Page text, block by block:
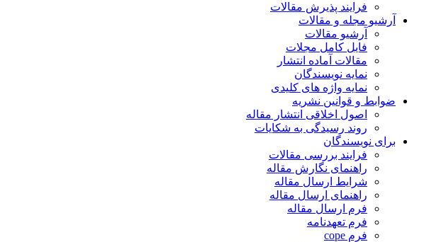
فرایند پذیرش مقالات
آرشیو مجله و مقالات
آرشیو مقالات
فایل کامل مجلات
مقالات آماده انتشار
نمایه نویسندگان
نمایه واژه های کلیدی
ضوابط و قوانین نشریه
اصول اخلاقی انتشار مقاله
روند رسیدگی به شکایات
برای نویسندگان
فرایند بررسی مقالات
راهنمای نگارش مقاله
شرایط ارسال مقاله
راهنمای ارسال مقاله
فرم ارسال مقاله
فرم تعهدنامه
فرم cope